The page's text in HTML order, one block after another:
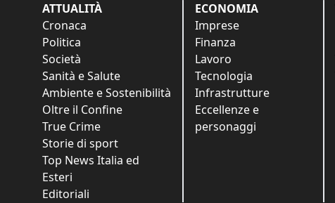
ATTUALITÀ
Cronaca
Politica
Società
Sanità e Salute
Ambiente e Sostenibilità
Oltre il Confine
True Crime
Storie di sport
Top News Italia ed
Esteri
Editoriali
ECONOMIA
Imprese
Finanza
Lavoro
Tecnologia
Infrastrutture
Eccellenze e
personaggi